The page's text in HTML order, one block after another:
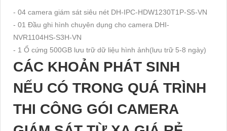
sát qua điện thoại Tại An Thành Phát